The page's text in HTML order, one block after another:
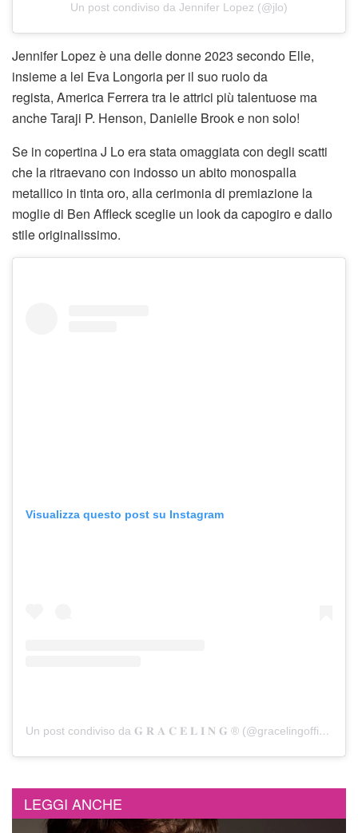
Un post condiviso da Jennifer Lopez (@jlo)
Jennifer Lopez è una delle donne 2023 secondo Elle,
insieme a lei Eva Longoria per il suo ruolo da
regista, America Ferrera tra le attrici più talentuose ma
anche Taraji P. Henson, Danielle Brook e non solo!
Se in copertina J Lo era stata omaggiata con degli scatti
che la ritraevano con indosso un abito monospalla
metallico in tinta oro, alla cerimonia di premiazione la
moglie di Ben Affleck sceglie un look da capogiro e dallo
stile originalissimo.
Visualizza questo post su Instagram
Un post condiviso da 𝐆 𝐑 𝐀 𝐂 𝐄 𝐋 𝐈 𝐍 𝐆 ® (@gracelingofficial)
LEGGI ANCHE